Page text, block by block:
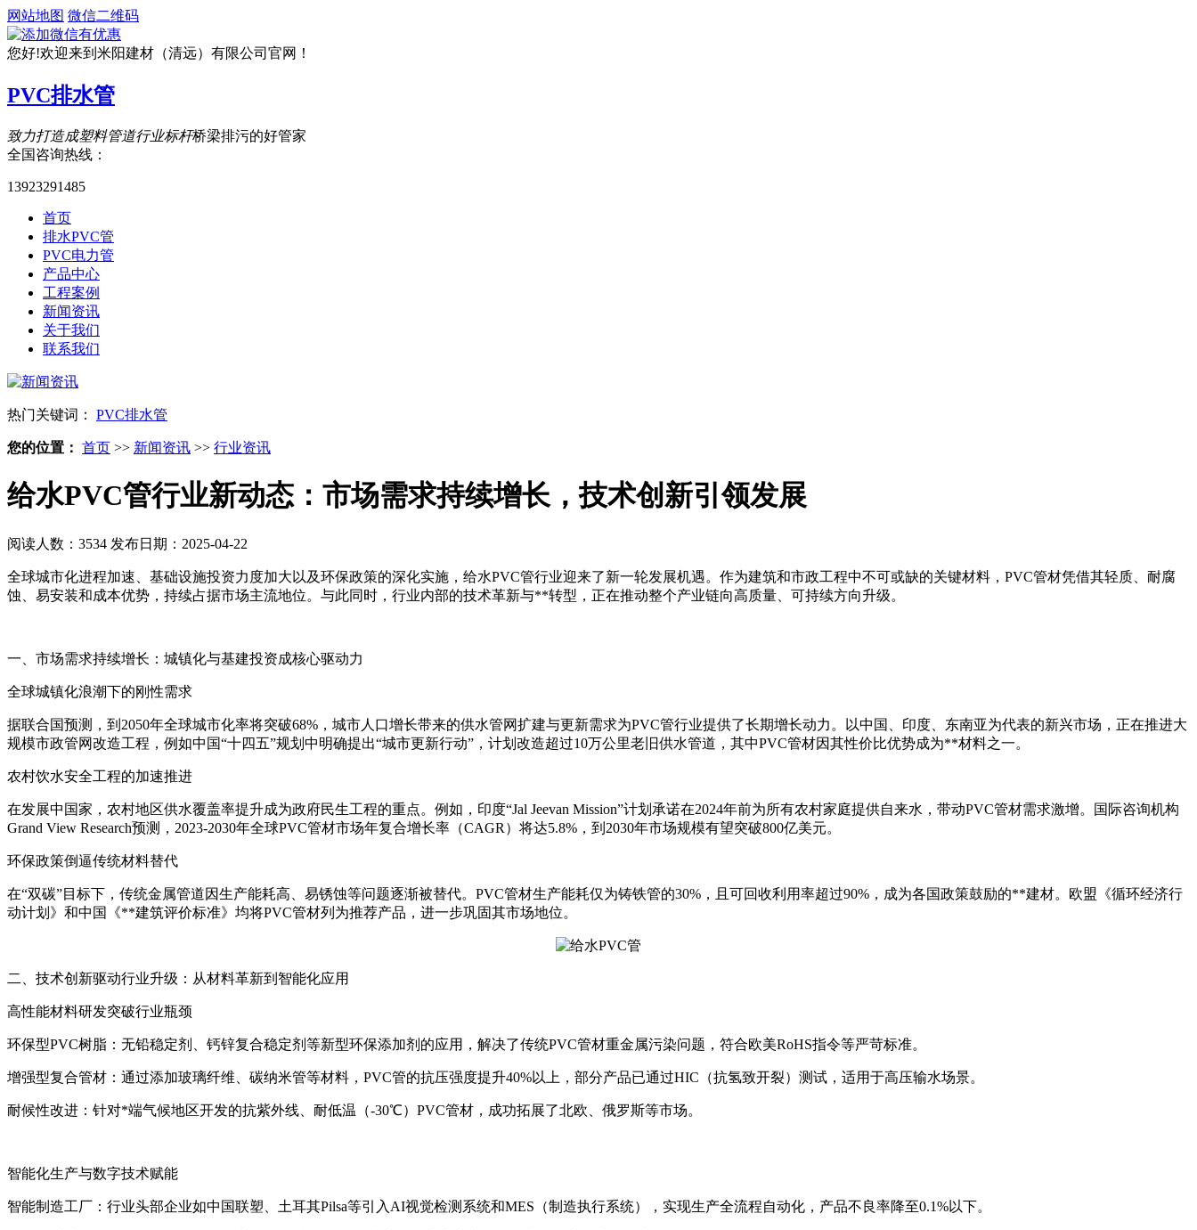
网站地图 微信二维码
您好!欢迎来到米阳建材（清远）有限公司官网！
PVC排水管
致力打造成塑料管道行业标杆桥梁排污的好管家
全国咨询热线：
13923291485
首页
排水PVC管
PVC电力管
产品中心
工程案例
新闻资讯
关于我们
联系我们
热门关键词： PVC排水管
您的位置： 首页 >> 新闻资讯 >> 行业资讯
给水PVC管行业新动态：市场需求持续增长，技术创新引领发展
阅读人数：3534 发布日期：2025-04-22
全球城市化进程加速、基础设施投资力度加大以及环保政策的深化实施，给水PVC管行业迎来了新一轮发展机遇。作为建筑和市政工程中不可或缺的关键材料，PVC管材凭借其轻质、耐腐
蚀、易安装和成本优势，持续占据市场主流地位。与此同时，行业内部的技术革新与**转型，正在推动整个产业链向高质量、可持续方向升级。
一、市场需求持续增长：城镇化与基建投资成核心驱动力
全球城镇化浪潮下的刚性需求
据联合国预测，到2050年全球城市化率将突破68%，城市人口增长带来的供水管网扩建与更新需求为PVC管行业提供了长期增长动力。以中国、印度、东南亚为代表的新兴市场，正在推进大
规模市政管网改造工程，例如中国“十四五”规划中明确提出“城市更新行动”，计划改造超过10万公里老旧供水管道，其中PVC管材因其性价比优势成为**材料之一。
农村饮水安全工程的加速推进
在发展中国家，农村地区供水覆盖率提升成为政府民生工程的重点。例如，印度“Jal Jeevan Mission”计划承诺在2024年前为所有农村家庭提供自来水，带动PVC管材需求激增。国际咨询机构
Grand View Research预测，2023-2030年全球PVC管材市场年复合增长率（CAGR）将达5.8%，到2030年市场规模有望突破800亿美元。
环保政策倒逼传统材料替代
在“双碳”目标下，传统金属管道因生产能耗高、易锈蚀等问题逐渐被替代。PVC管材生产能耗仅为铸铁管的30%，且可回收利用率超过90%，成为各国政策鼓励的**建材。欧盟《循环经济行
动计划》和中国《**建筑评价标准》均将PVC管材列为推荐产品，进一步巩固其市场地位。
二、技术创新驱动行业升级：从材料革新到智能化应用
高性能材料研发突破行业瓶颈
环保型PVC树脂：无铅稳定剂、钙锌复合稳定剂等新型环保添加剂的应用，解决了传统PVC管材重金属污染问题，符合欧美RoHS指令等严苛标准。
增强型复合管材：通过添加玻璃纤维、碳纳米管等材料，PVC管的抗压强度提升40%以上，部分产品已通过HIC（抗氢致开裂）测试，适用于高压输水场景。
耐候性改进：针对*端气候地区开发的抗紫外线、耐低温（-30℃）PVC管材，成功拓展了北欧、俄罗斯等市场。
智能化生产与数字技术赋能
智能制造工厂：行业头部企业如中国联塑、土耳其Pilsa等引入AI视觉检测系统和MES（制造执行系统），实现生产全流程自动化，产品不良率降至0.1%以下。